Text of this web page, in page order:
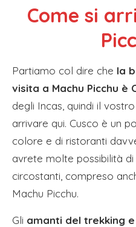
Come si
Partiamo col dire che la
visita a Machu Picchu è
degli Incas, quindi il
arrivare qui. Cusco è un
colore e di ristoranti
avrete molte possibilità
circostanti, compreso
Machu Picchu.
Gli amanti del trekking